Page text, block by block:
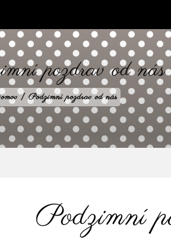
pozdrav od nás
|Podzimní pozdrav od nás
Podzimní